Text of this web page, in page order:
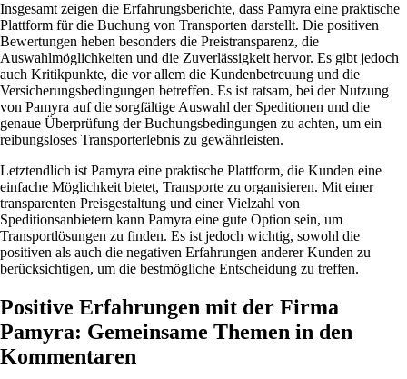
Insgesamt zeigen die Erfahrungsberichte, dass Pamyra eine praktische
Plattform für die Buchung von Transporten darstellt. Die positiven
Bewertungen heben besonders die Preistransparenz, die
Auswahlmöglichkeiten und die Zuverlässigkeit hervor. Es gibt jedoch
auch Kritikpunkte, die vor allem die Kundenbetreuung und die
Versicherungsbedingungen betreffen. Es ist ratsam, bei der Nutzung
von Pamyra auf die sorgfältige Auswahl der Speditionen und die
genaue Überprüfung der Buchungsbedingungen zu achten, um ein
reibungsloses Transporterlebnis zu gewährleisten.
Letztendlich ist Pamyra eine praktische Plattform, die Kunden eine
einfache Möglichkeit bietet, Transporte zu organisieren. Mit einer
transparenten Preisgestaltung und einer Vielzahl von
Speditionsanbietern kann Pamyra eine gute Option sein, um
Transportlösungen zu finden. Es ist jedoch wichtig, sowohl die
positiven als auch die negativen Erfahrungen anderer Kunden zu
berücksichtigen, um die bestmögliche Entscheidung zu treffen.
Positive Erfahrungen mit der Firma
Pamyra: Gemeinsame Themen in den
Kommentaren